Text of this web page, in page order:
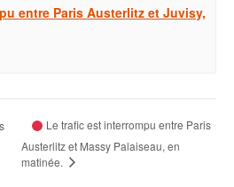
entre Paris Austerlitz et Juvisy,
Le trafic est interrompu entre Paris
Austerlitz et Massy Palaiseau, en
matinée.